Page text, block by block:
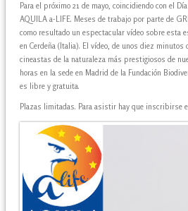
Para el próximo 21 de mayo, coincidiendo con el
AQUILA a-LIFE. Meses de trabajo por parte de
como resultado un espectacular vídeo sobre esta
en Cerdeña (Italia). El vídeo, de unos diez
cineastas de la naturaleza más prestigiosos de
horas en la sede en Madrid de la Fundación
es libre y gratuita.
Plazas limitadas. Para asistir hay que inscribirse